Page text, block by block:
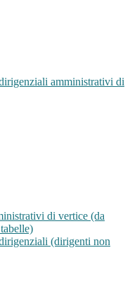
amministrativi di
di vertice (da
(dirigenti non